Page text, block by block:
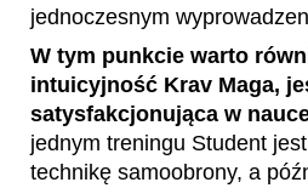
jednoczesnym
W tym punkcie warto
intuicyjność Krav Maga,
satysfakcjonująca w
jednym treningu Student
technikę samoobrony, a